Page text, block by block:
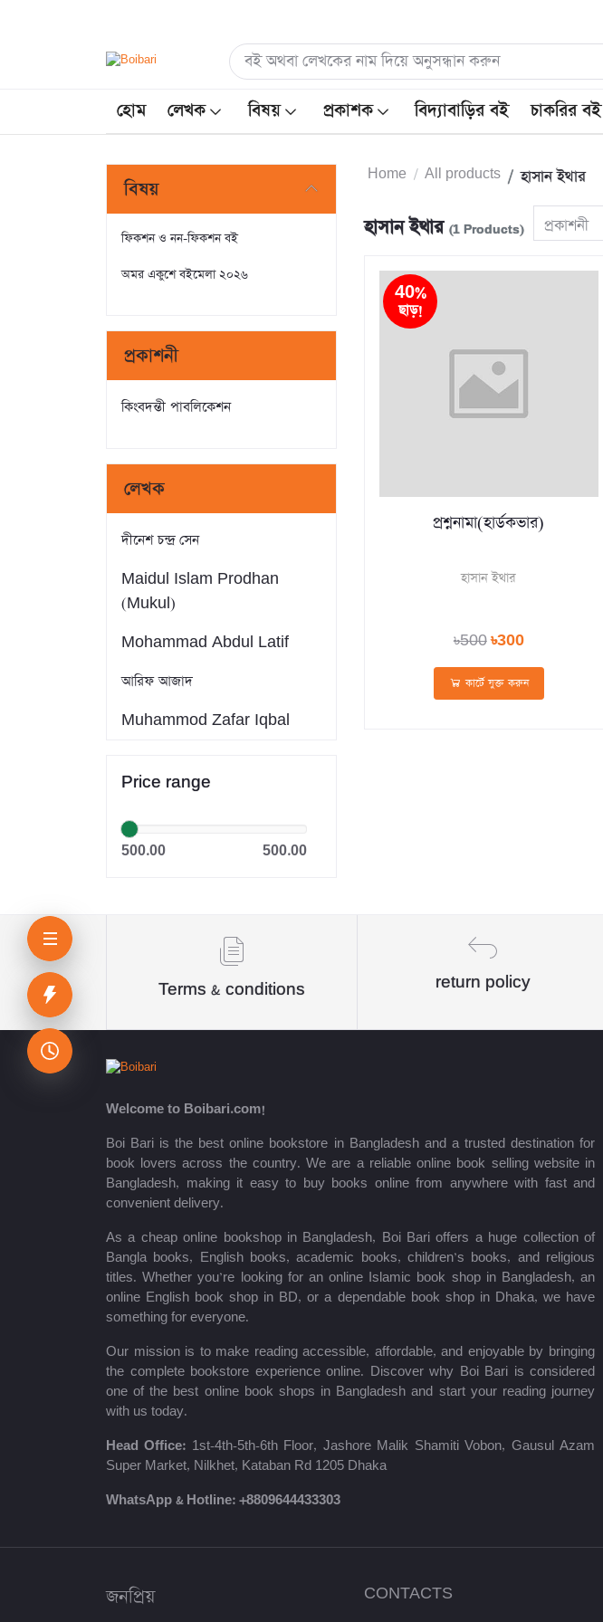
হোম লেখক বিষয় প্রকাশক বিদ্যাবাড়ির বই চাকরির বই
বিষয়
ফিকশন ও নন-ফিকশন বই
অমর একুশে বইমেলা ২০২৬
প্রকাশনী
কিংবদন্তী পাবলিকেশন
লেখক
দীনেশ চন্দ্র সেন
Maidul Islam Prodhan
(Mukul)
Mohammad Abdul Latif
আরিফ আজাদ
Muhammod Zafar Iqbal
Dr. Khandaker Abdullah
Jahangir
কিউএনএ পাবলিকেশন্স লেখক পরিষদ
অর্কিড সম্পাদনা পর্ষদ (সম্পাদক)
পাঞ্জেরী সম্পাদনা পর্ষদ
মফিজুল ইসলাম মিলন
রবীন্দ্রনাথ ঠাকুর
মোত্তাসিন পাহলভী
শায়খ আহমাদুল্লাহ
মোঃ খাইরুল আলম
ম্যাক্সিম গোর্কি
মহাদেব সাহা
প্রমথ চৌধুরী
শরৎচন্দ্র চট্টোপাধ্যায়
Price range
500.00 500.00
Home All products হাসান ইথার
হাসান ইথার (1 Products) প্রকাশনী
40%
ছাড়!
প্রশ্ননামা(হার্ডকভার)
হাসান ইথার
৳500৳300
কার্টে যুক্ত করুন
Terms & conditions return policy
Welcome to Boibari.com!
Boi Bari is the best online bookstore in Bangladesh and a trusted destination for
book lovers across the country. We are a reliable online book selling website in
Bangladesh, making it easy to buy books online from anywhere with fast and
convenient delivery.
As a cheap online bookshop in Bangladesh, Boi Bari offers a huge collection of
Bangla books, English books, academic books, children’s books, and religious
titles. Whether you’re looking for an online Islamic book shop in Bangladesh, an
online English book shop in BD, or a dependable book shop in Dhaka, we have
something for everyone.
Our mission is to make reading accessible, affordable, and enjoyable by bringing
the complete bookstore experience online. Discover why Boi Bari is considered
one of the best online book shops in Bangladesh and start your reading journey
with us today.
Head Office: 1st-4th-5th-6th Floor, Jashore Malik Shamiti Vobon, Gausul Azam
Super Market, Nilkhet, Kataban Rd 1205 Dhaka
WhatsApp & Hotline: +8809644433303
জনপ্রিয় CONTACTS